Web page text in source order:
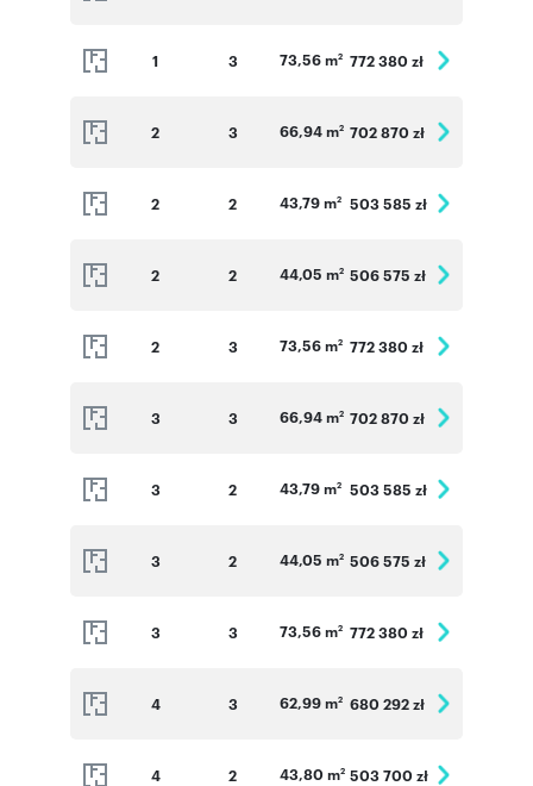
1 3 73,56 m2 772 380 zł
2 3 66,94 m2 702 870 zł
2 2 43,79 m2 503 585 zł
2 2 44,05 m2 506 575 zł
2 3 73,56 m2 772 380 zł
3 3 66,94 m2 702 870 zł
3 2 43,79 m2 503 585 zł
3 2 44,05 m2 506 575 zł
3 3 73,56 m2 772 380 zł
4 3 62,99 m2 680 292 zł
4 2 43,80 m2 503 700 zł